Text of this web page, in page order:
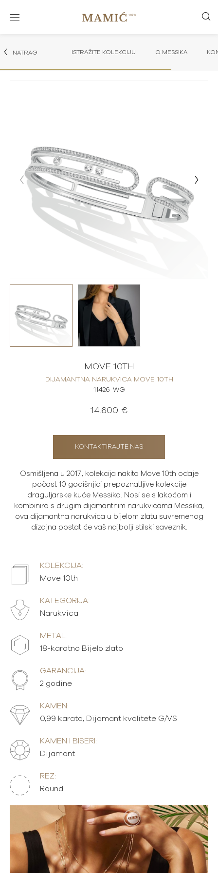
NATRAG ISTRAŽITE KOLEKCIJU O MESSIKA
MOVE 10TH
DIJAMANTNA NARUKVICA MOVE 10TH
11426-WG
14.600 €
KONTAKTIRAJTE NAS
Osmišljena u 2017., kolekcija nakita Move 10th odaje
počast 10 godišnjici prepoznatljive kolekcije
draguljarske kuće Messika. Nosi se s lakoćom i
kombinira s drugim dijamantnim narukvicama Messika,
ova dijamantna narukvica u bijelom zlatu suvremenog
dizajna postat će vaš najbolji stilski saveznik.
KOLEKCIJA:
Move 10th
KATEGORIJA:
Narukvica
METAL:
18-karatno Bijelo zlato
GARANCIJA:
2 godine
KAMEN:
0,99 karata, Dijamant kvalitete G/VS
KAMEN I BISERI:
Dijamant
REZ:
Round